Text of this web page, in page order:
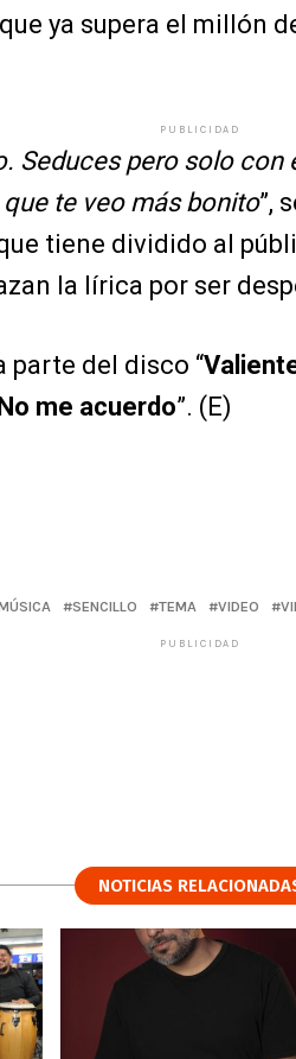
ya supera el millón
PUBLICIDAD
Seduces pero solo
te veo más bonito”,
tiene dividido al
la lírica por ser
parte del disco “
me acuerdo”. (E)
SENCILLO TEMA VIDEO
PUBLICIDAD
NOTICIAS